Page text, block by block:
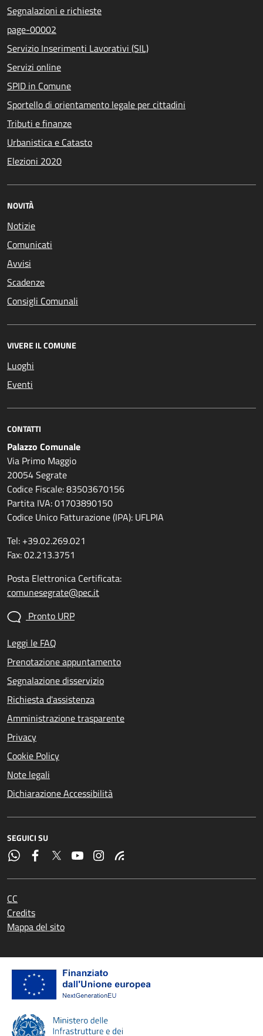
Segnalazioni e richieste
page-00002
Servizio Inserimenti Lavorativi (SIL)
Servizi online
SPID in Comune
Sportello di orientamento legale per cittadini
Tributi e finanze
Urbanistica e Catasto
Elezioni 2020
NOVITÀ
Notizie
Comunicati
Avvisi
Scadenze
Consigli Comunali
VIVERE IL COMUNE
Luoghi
Eventi
CONTATTI
Palazzo Comunale
Via Primo Maggio
20054 Segrate
Codice Fiscale: 83503670156
Partita IVA: 01703890150
Codice Unico Fatturazione (IPA): UFLPIA
Tel: +39.02.269.021
Fax: 02.213.3751
Posta Elettronica Certificata:
comunesegrate@pec.it
Pronto URP
Leggi le FAQ
Prenotazione appuntamento
Segnalazione disservizio
Richiesta d'assistenza
Amministrazione trasparente
Privacy
Cookie Policy
Note legali
Dichiarazione Accessibilità
SEGUICI SU
CC
Credits
Mappa del sito